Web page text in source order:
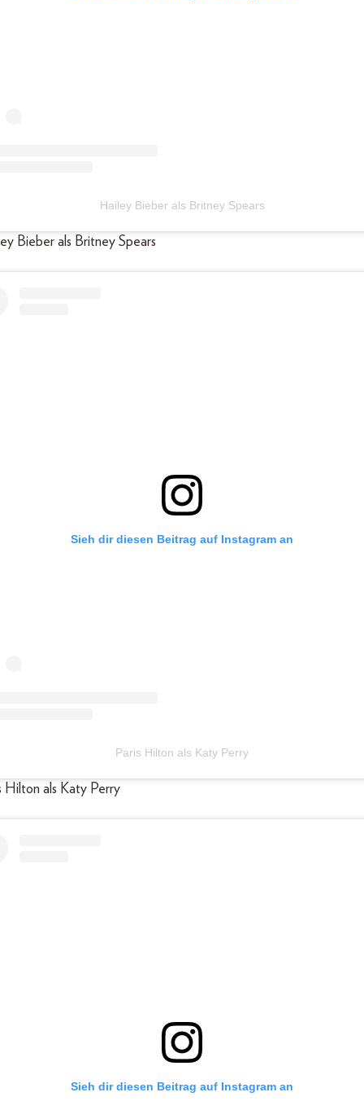
Hailey Bieber als Britney Spears
Bieber als Britney Spears
Sieh dir diesen Beitrag auf Instagram an
Paris Hilton als Katy Perry
Hilton als Katy Perry
Sieh dir diesen Beitrag auf Instagram an